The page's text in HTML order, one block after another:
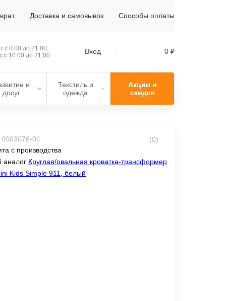
Доставка и самовывоз Способы оплаты
с 8:00 до 21:00,
с 10:00 до 21:00
Вход 0 ₽
и
досуг
Текстиль и
одежда
Акции и
скидки
0003076-04
(0)
с производства
Круглая/овальная кроватка-трансформер
Kids Simple 911, белый